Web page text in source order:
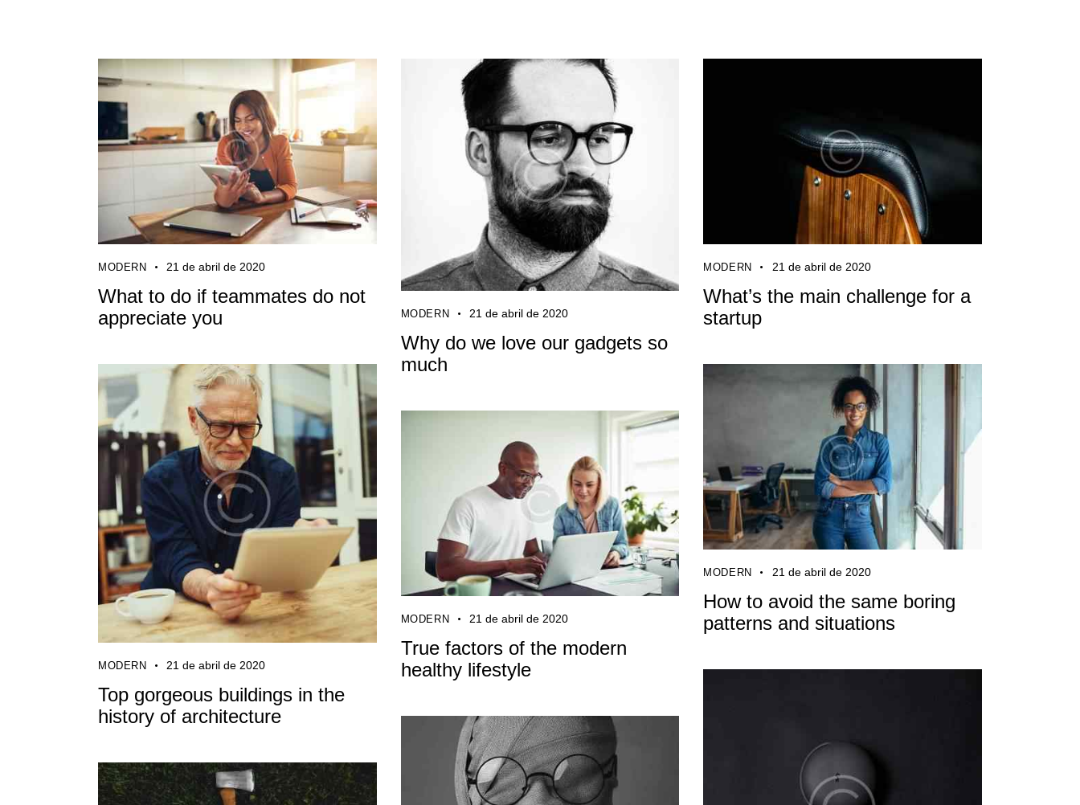
MODERN 21 de abril de 2020
What to do if teammates do not
appreciate you
MODERN 21 de abril de 2020
Why do we love our gadgets so
much
MODERN 21 de abril de 2020
What’s the main challenge for a
startup
MODERN 21 de abril de 2020
Top gorgeous buildings in the
history of architecture
MODERN 21 de abril de 2020
How to avoid the same boring
patterns and situations
MODERN 21 de abril de 2020
True factors of the modern
healthy lifestyle